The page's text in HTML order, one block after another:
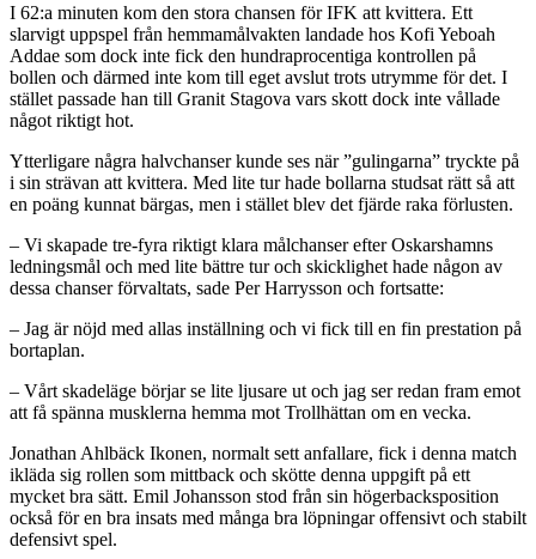
I 62:a minuten kom den stora chansen för IFK att kvittera. Ett
slarvigt uppspel från hemmamålvakten landade hos Kofi Yeboah
Addae som dock inte fick den hundraprocentiga kontrollen på
bollen och därmed inte kom till eget avslut trots utrymme för det. I
stället passade han till Granit Stagova vars skott dock inte vållade
något riktigt hot.
Ytterligare några halvchanser kunde ses när ”gulingarna” tryckte på
i sin strävan att kvittera. Med lite tur hade bollarna studsat rätt så att
en poäng kunnat bärgas, men i stället blev det fjärde raka förlusten.
– Vi skapade tre-fyra riktigt klara målchanser efter Oskarshamns
ledningsmål och med lite bättre tur och skicklighet hade någon av
dessa chanser förvaltats, sade Per Harrysson och fortsatte:
– Jag är nöjd med allas inställning och vi fick till en fin prestation på
bortaplan.
– Vårt skadeläge börjar se lite ljusare ut och jag ser redan fram emot
att få spänna musklerna hemma mot Trollhättan om en vecka.
Jonathan Ahlbäck Ikonen, normalt sett anfallare, fick i denna match
ikläda sig rollen som mittback och skötte denna uppgift på ett
mycket bra sätt. Emil Johansson stod från sin högerbacksposition
också för en bra insats med många bra löpningar offensivt och stabilt
defensivt spel.